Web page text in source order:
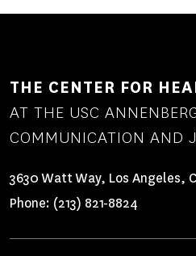
THE CENTER FOR
AT THE USC
COMMUNICATION AND
3630 Watt Way, Los Angeles,
Phone: (213) 821-8824